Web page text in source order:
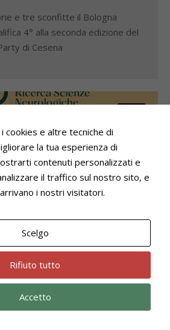
e tre sconfitte il Bologna
4° alla seconda edizione del
di Cesena
sostiene la
Scienze
Club sostiene le iniziative
cookies e altre tecniche di
la tua esperienza di
contenuti personalizzati e
il traffico sul nostro sito, e
i nostri visitatori.
Scelgo
Rifiuto tutto
Accetto